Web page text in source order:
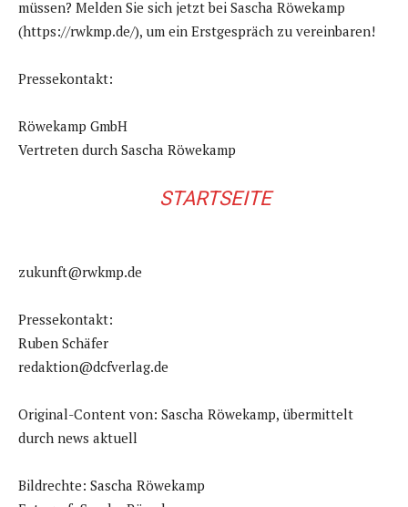
müssen? Melden Sie sich jetzt bei Sascha Röwekamp
(https://rwkmp.de/), um ein Erstgespräch zu vereinbaren!
Pressekontakt:
Röwekamp GmbH
Vertreten durch Sascha Röwekamp
STARTSEITE
zukunft@rwkmp.de
Pressekontakt:
Ruben Schäfer
redaktion@dcfverlag.de
Original-Content von: Sascha Röwekamp, übermittelt
durch news aktuell
Bildrechte: Sascha Röwekamp